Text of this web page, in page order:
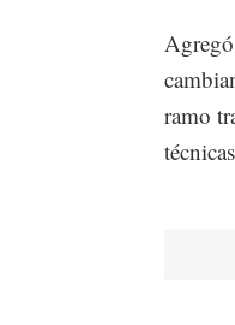
ramo